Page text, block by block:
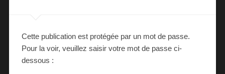
Cette publication est protégée par un mot de passe.
Pour la voir, veuillez saisir votre mot de passe ci-
dessous :